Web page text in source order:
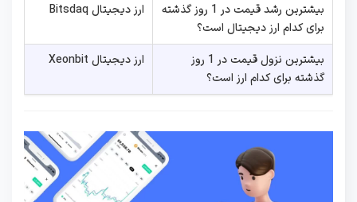
بیشترین رشد قیمت در 1 روز گذشته
برای کدام ارز دیجیتال است؟
ارز دیجیتال Bitsdaq
بیشترین نزول قیمت در 1 روز
گذشته برای کدام ارز است؟
ارز دیجیتال Xeonbit